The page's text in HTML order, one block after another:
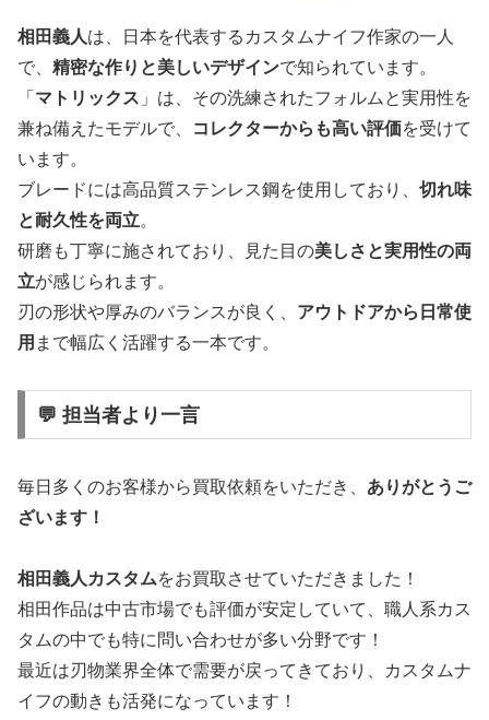
相田義人は、日本を代表するカスタムナイフ作家の一人
で、 精密な作りと美しいデザインで知られています。
「 マトリックス 」は、その洗練されたフォルムと実用性を
兼ね備えたモデルで、
コレクターからも高い評価を受けて
います。
ブレードには高品質ステンレス鋼を使用しており、 切れ味
と耐久性を両立。
研磨も丁寧に施されており、見た目の美しさと実用性の両
立が感じられます。
刃の形状や厚みのバランスが良く、 アウトドアから日常使
用 まで幅広く活躍する一本です。
💬 担当者より一言
毎日多くのお客様から買取依頼をいただき、 ありがとうご
ざいます！
相田義人カスタムをお買取させていただきました！
相田作品は中古市場でも評価が安定していて、職人系カス
タムの中でも特に問い合わせが多い分野です！
最近は刃物業界全体で需要が戻ってきており、カスタムナ
イフの動きも活発になっています！